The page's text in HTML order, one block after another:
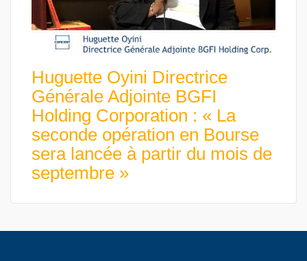
Huguette Oyini Directrice
Générale Adjointe BGFI
Holding Corporation : « La
seconde opération en Bourse
sera lancée à partir du mois de
septembre »